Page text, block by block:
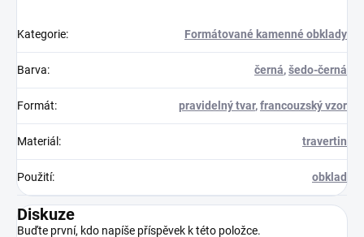
Kategorie: Formátované kamenné obklady
Barva: černá,šedo-černá
Formát: pravidelný tvar,francouzský vzor
Materiál : travertin
Použití: obklad
Diskuze
Buďte první, kdo napíše příspěvek k této položce.